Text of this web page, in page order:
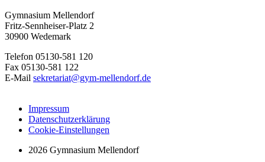
Gymnasium Mellendorf
Fritz-Sennheiser-Platz 2
30900 Wedemark
Telefon 05130-581 120
Fax 05130-581 122
E-Mail sekretariat@gym-mellendorf.de
Impressum
Datenschutzerklärung
Cookie-Einstellungen
2026 Gymnasium Mellendorf